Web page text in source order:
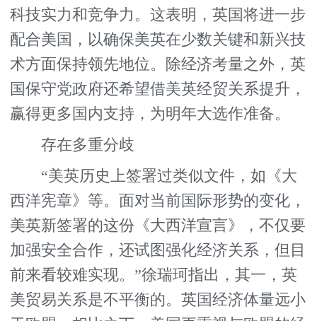
科技实力和竞争力。这表明，英国将进一步
配合美国，以确保美英在少数关键和新兴技
术方面保持领先地位。除经济考量之外，英
国保守党政府还希望借美英经贸关系提升，
赢得更多国内支持，为明年大选作准备。
存在多重分歧
“美英历史上签署过类似文件，如《大
西洋宪章》等。面对当前国际形势的变化，
美英新签署的这份《大西洋宣言》，不仅要
加强安全合作，还试图强化经济关系，但目
前来看较难实现。”徐瑞珂指出，其一，英
美贸易关系是不平衡的。英国经济体量远小